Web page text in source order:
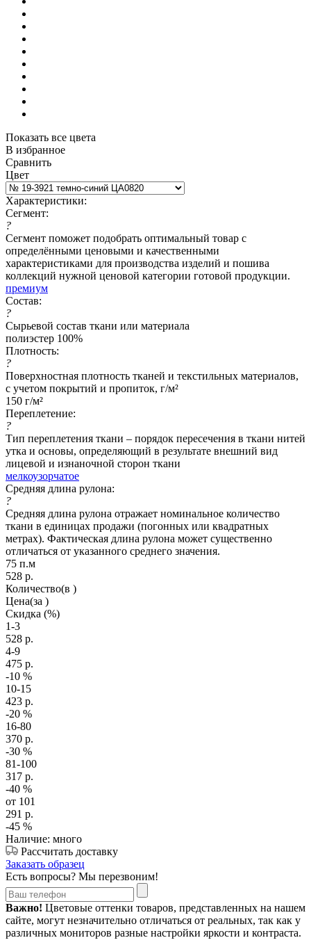
Показать все цвета
В избранное
Сравнить
Цвет
Характеристики:
Сегмент:
?
Сегмент поможет подобрать оптимальный товар с
определёнными ценовыми и качественными
характеристиками для производства изделий и пошива
коллекций нужной ценовой категории готовой продукции.
премиум
Состав:
?
Сырьевой состав ткани или материала
полиэстер 100%
Плотность:
?
Поверхностная плотность тканей и текстильных материалов,
с учетом покрытий и пропиток, г/м²
150 г/м²
Переплетение:
?
Тип переплетения ткани – порядок пересечения в ткани нитей
утка и основы, определяющий в результате внешний вид
лицевой и изнаночной сторон ткани
мелкоузорчатое
Средняя длина рулона:
?
Средняя длина рулона отражает номинальное количество
ткани в единицах продажи (погонных или квадратных
метрах). Фактическая длина рулона может существенно
отличаться от указанного среднего значения.
75 п.м
528 р.
Количество(в )
Цена(за )
Скидка (%)
1-3
528 р.
4-9
475 р.
-10 %
10-15
423 р.
-20 %
16-80
370 р.
-30 %
81-100
317 р.
-40 %
от 101
291 р.
-45 %
Наличие: много
Рассчитать доставку
Заказать образец
Есть вопросы? Мы перезвоним!
Важно! Цветовые оттенки товаров, представленных на нашем
сайте, могут незначительно отличаться от реальных, так как у
различных мониторов разные настройки яркости и контраста.